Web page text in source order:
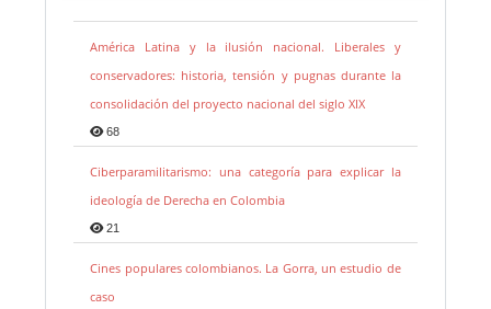
América Latina y la ilusión nacional. Liberales y
conservadores: historia, tensión y pugnas durante la
consolidación del proyecto nacional del siglo XIX
68
Ciberparamilitarismo: una categoría para explicar la
ideología de Derecha en Colombia
21
Cines populares colombianos. La Gorra, un estudio de
caso